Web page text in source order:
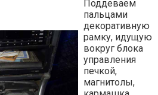
Поддеваем
пальцами
декоративную
рамку, идущую
вокруг блока
управления
печкой,
магнитолы,